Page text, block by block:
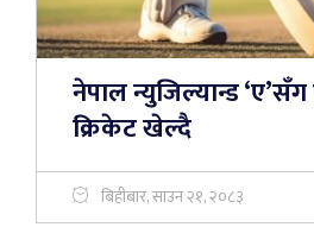
नेपाल न्युजिल्यान्ड
क्रिकेट खेल्दै
बिहीबार, साउन २१, २०८३